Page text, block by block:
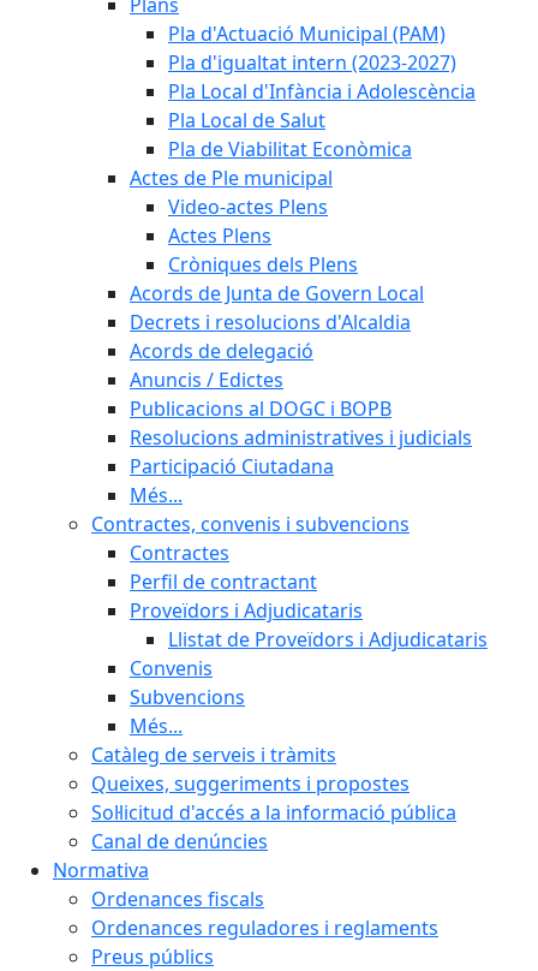
Pla d'Actuació Municipal (PAM)
Pla d'igualtat intern (2023-2027)
Pla Local d'Infància i Adolescència
Pla Local de Salut
Pla de Viabilitat Econòmica
Actes de Ple municipal
Video-actes Plens
Actes Plens
Cròniques dels Plens
Acords de Junta de Govern Local
Decrets i resolucions d'Alcaldia
Acords de delegació
Anuncis / Edictes
Publicacions al DOGC i BOPB
Resolucions administratives i judicials
Participació Ciutadana
Més...
Contractes, convenis i subvencions
Contractes
Perfil de contractant
Proveïdors i Adjudicataris
Llistat de Proveïdors i Adjudicataris
Convenis
Subvencions
Més...
Catàleg de serveis i tràmits
Queixes, suggeriments i propostes
Sol·licitud d'accés a la informació pública
Canal de denúncies
Normativa
Ordenances fiscals
Ordenances reguladores i reglaments
Preus públics